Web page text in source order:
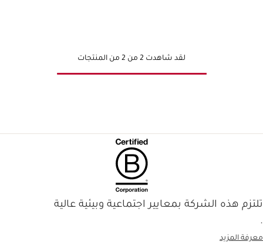
لقد شاهدت 2 من 2 من المنتجات
تلتزم هذه الشركة بمعايير اجتماعية وبيئية عالية
.
معرفة المزيد